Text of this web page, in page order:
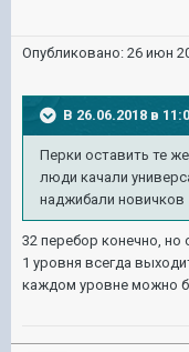
Опубликовано: 26 июн
В 26.06.2018 в
Перки оставить те
люди качали
наджибали новичков
32 перебор конечно, но
1 уровня всегда
каждом уровне можно